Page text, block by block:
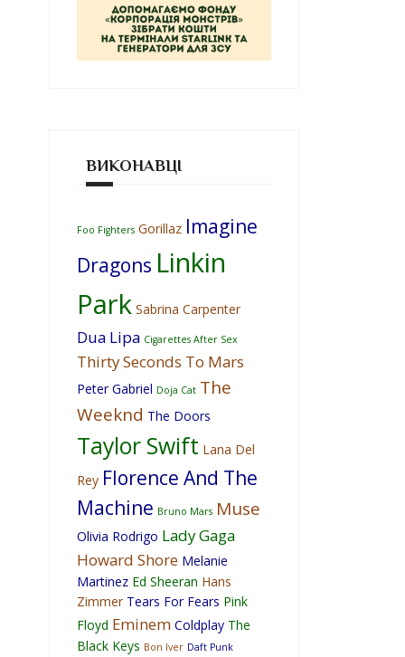
ВИКОНАВЦІ
Foo Fighters Gorillaz Imagine
Dragons Linkin
Park Sabrina Carpenter
Dua Lipa Cigarettes After Sex
Thirty Seconds To Mars
Peter Gabriel Doja Cat The
Weeknd The Doors
Taylor Swift Lana Del
Rey Florence And The
Machine Bruno Mars Muse
Olivia Rodrigo Lady Gaga
Howard Shore Melanie
Martinez Ed Sheeran Hans
Zimmer Tears For Fears Pink
Floyd Eminem Coldplay The
Black Keys Bon Iver Daft Punk